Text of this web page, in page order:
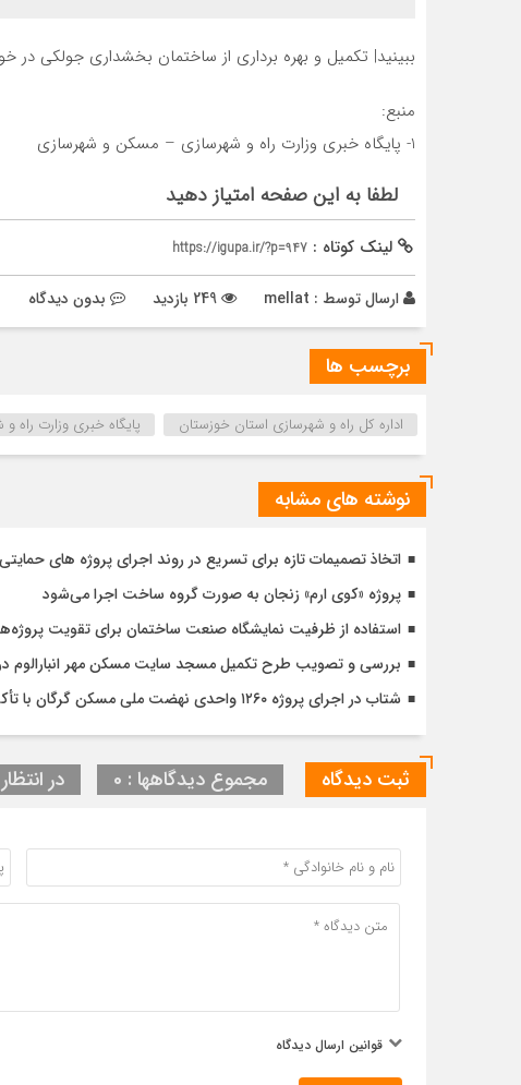
ببینید| تکمیل و بهره برداری از ساختمان بخشداری جولکی در
منبع:
1- پایگاه خبری وزارت راه و شهرسازی – مسکن و شهرسازی
لطفا به این صفحه امتیاز دهید
لینک کوتاه : https://igupa.ir/?p=947
ارسال توسط : mellat بدون دیدگاه
برچسب ها
اداره كل راه و شهرسازي استان خوزستان پایگاه خبری وزارت راه
نوشته های مشابه
اتخاذ تصمیمات تازه برای تسریع در روند اجرای پروژه های
پروژه «کوی ارم» زنجان به صورت گروه ساخت اجرا می‌شود
استفاده از ظرفیت نمایشگاه صنعت ساختمان برای تقویت
بررسی و تصویب طرح تکمیل مسجد سایت مسکن مهر انبارالوم
شتاب در اجرای پروژه ۱۲۶۰ واحدی نهضت ملی مسکن گرگان با تأکید بر کیفیت و زمان‌بندی دقیق
ثبت دیدگاه مجموع دیدگاهها : 0 در
قوانین ارسال دیدگاه